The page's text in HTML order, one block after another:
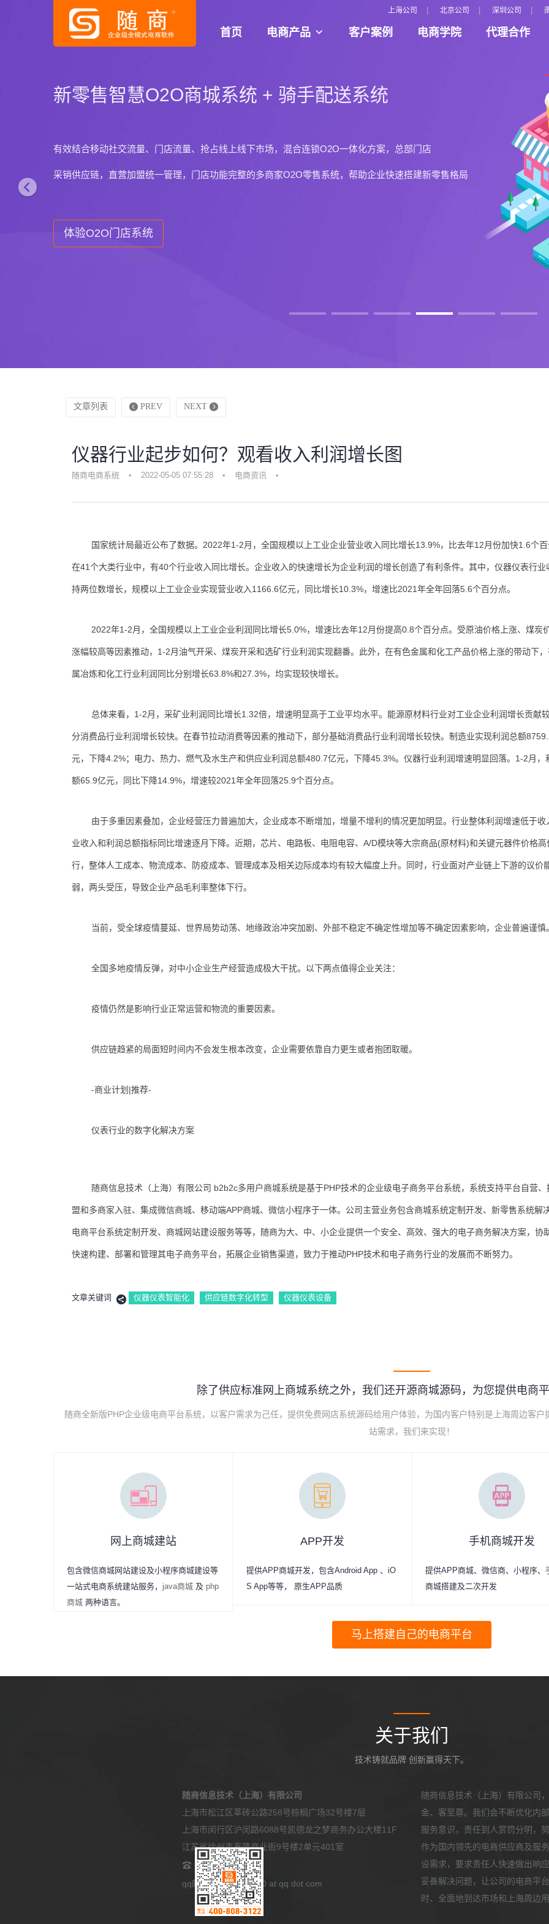
上海公司 北京公司 深圳公司
首页 电商产品 客户案例 电商学院 代理合作
国外独立运营及多语言多汇率电商系统
适用于国外网店和外贸电商的B2C/B2B/B2B2C平台，多种国外支付接口、多语言、多汇率
s
文章列表 PREV NEXT
仪器行业起步如何？观看收入利润增长图
随商电商系统 • 2022-05-05 07:55:28 • 电商资讯 •
国家统计局最近公布了数据。2022年1-2月，全国规模以上工业企业营业收入同比增长13.9%，比去年12月份加快1.6个百
在41个大类行业中，有40个行业收入同比增长。企业收入的快速增长为企业利润的增长创造了有利条件。其中，仪器仪表行业
持两位数增长，规模以上工业企业实现营业收入1166.6亿元，同比增长10.3%，增速比2021年全年回落5.6个百分点。
2022年1-2月，全国规模以上工业企业利润同比增长5.0%，增速比去年12月份提高0.8个百分点。受原油价格上涨、煤炭
涨幅较高等因素推动，1-2月油气开采、煤炭开采和选矿行业利润实现翻番。此外，在有色金属和化工产品价格上涨的带动下
属冶炼和化工行业利润同比分别增长63.8%和27.3%，均实现较快增长。
总体来看，1-2月，采矿业利润同比增长1.32倍，增速明显高于工业平均水平。能源原材料行业对工业企业利润增长贡献
分消费品行业利润增长较快。在春节拉动消费等因素的推动下，部分基础消费品行业利润增长较快。制造业实现利润总额
元，下降4.2%；电力、热力、燃气及水生产和供应业利润总额480.7亿元，下降45.3%。仪器行业利润增速明显回落。1-2月，
额65.9亿元，同比下降14.9%，增速较2021年全年回落25.9个百分点。
由于多重因素叠加，企业经营压力普遍加大，企业成本不断增加，增量不增利的情况更加明显。行业整体利润增速低于收
业收入和利润总额指标同比增速逐月下降。近期，芯片、电路板、电阻电容、A/D模块等大宗商品(原材料)和关键元器件价格高
行，整体人工成本、物流成本、防疫成本、管理成本及相关边际成本均有较大幅度上升。同时，行业面对产业链上下游的议价
弱，两头受压，导致企业产品毛利率整体下行。
当前，受全球疫情蔓延、世界局势动荡、地缘政治冲突加剧、外部不稳定不确定性增加等不确定因素影响，企业普遍谨慎。
全国多地疫情反弹，对中小企业生产经营造成极大干扰。以下两点值得企业关注：
疫情仍然是影响行业正常运营和物流的重要因素。
供应链趋紧的局面短时间内不会发生根本改变，企业需要依靠自力更生或者抱团取暖。
-商业计划|推荐-
仪表行业的数字化解决方案
随商信息技术（上海）有限公司 b2b2c多用户商城系统是基于PHP技术的企业级电子商务平台系统，系统支持平台自营、
盟和多商家入驻、集成微信商城、移动端APP商城、微信小程序于一体。公司主营业务包含商城系统定制开发、新零售系统解决
电商平台系统定制开发、商城网站建设服务等等，随商为大、中、小企业提供一个安全、高效、强大的电子商务解决方案，协
快速构建、部署和管理其电子商务平台，拓展企业销售渠道，致力于推动PHP技术和电子商务行业的发展而不断努力。
文章关键词 仪器仪表智能化 供应链数字化转型 仪器仪表设备
除了供应标准网上商城系统之外，我们还开源商城源码，为您提供电商
随商全新版PHP企业级电商平台系统，以客户需求为己任，提供免费网店系统源码给用户体验，为国内客户特别是上海周边客
站需求，我们来实现！
网上商城建站
包含微信商城网站建设及小程序商城建设等
一站式电商系统建站服务， java商城 及 php
商城 两种语言。
APP开发
提供APP商城开发，包含Android App 、iO
S App等等， 原生APP品质
手机商城开发
提供APP商城、微信商、小程序、
商城搭建及二次开发
马上搭建自己的电商平台
关于我们
技术铸就品牌 创新赢得天下。
随商信息技术（上海）有限公司
上海市松江区莘砖公路258号棕榈广场32号楼7层
上海市闵行区沪闵路6088号凯德龙之梦商务办公大楼11F
江苏省徐州市泰隆商业街9号楼2单元401室
400-808-3122
qq邮箱：2045905180 at qq dot com
随商信息技术（上海）有限公司
金、客至尊。我们会不断优化内
服务意识，责任到人赏罚分明，
作为国内领先的电商供应商及服
设需求，要求责任人快速做出响
妥善解决问题，让公司的电商平
时、全面地到达市场和上海周边用